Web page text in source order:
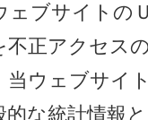
ェブサイトの
不正アクセス
ウェブサイ
な統計情報